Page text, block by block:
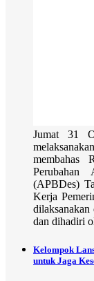
Jumat 31
membahas
Perubahan
(APBDes)
Kerja
dan dihadiri
Kelompok
untuk Jaga